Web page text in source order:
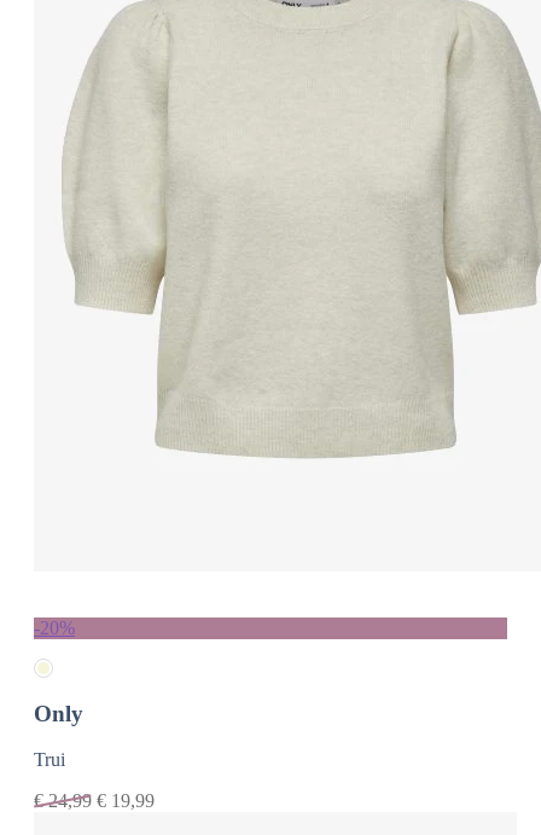
-20%
Only
Trui
€24,99 € 19,99